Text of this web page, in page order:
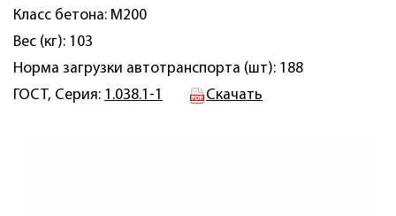
Класс бетона: М200
Вес (кг): 103
Норма загрузки автотранспорта (шт): 188
ГОСТ, Серия: 1.038.1-1 Скачать